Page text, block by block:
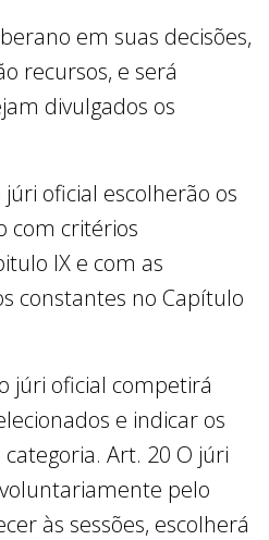
em suas decisões,
recursos, e será
divulgados os
oficial escolherão os
com critérios
IX e com as
constantes no Capítulo
júri oficial competirá
e indicar os
Art. 20 O júri
pelo
às sessões, escolherá